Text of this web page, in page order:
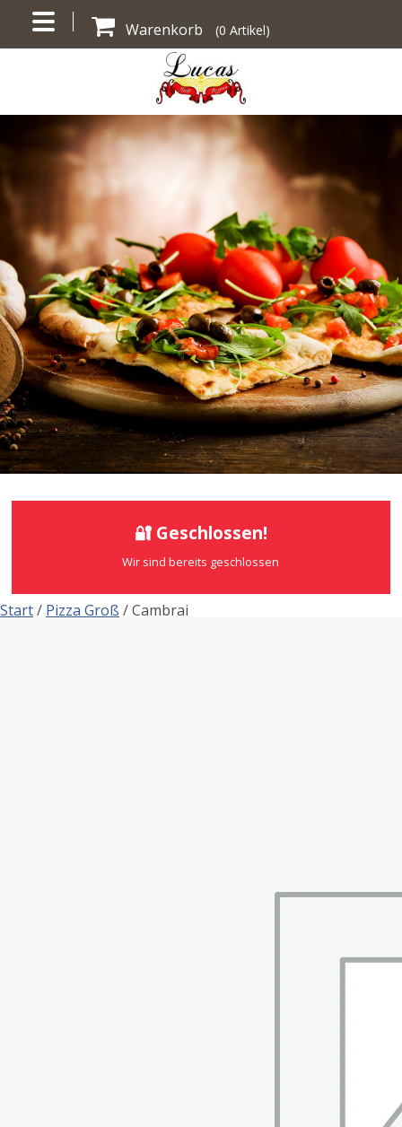
Warenkorb (0 Artikel)
🔐 Geschlossen!
Wir sind bereits geschlossen
Start/ Pizza Groß / Cambrai